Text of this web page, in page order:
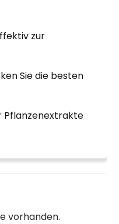
zur
Sie die besten
Pflanzenextrakte
vorhanden.